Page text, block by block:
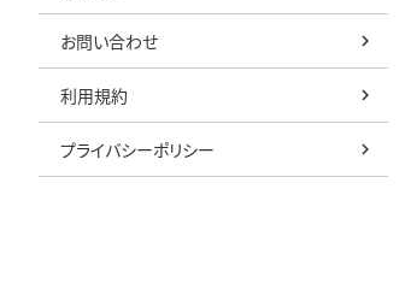
お問い合わせ
利用規約
プライバシーポリシー